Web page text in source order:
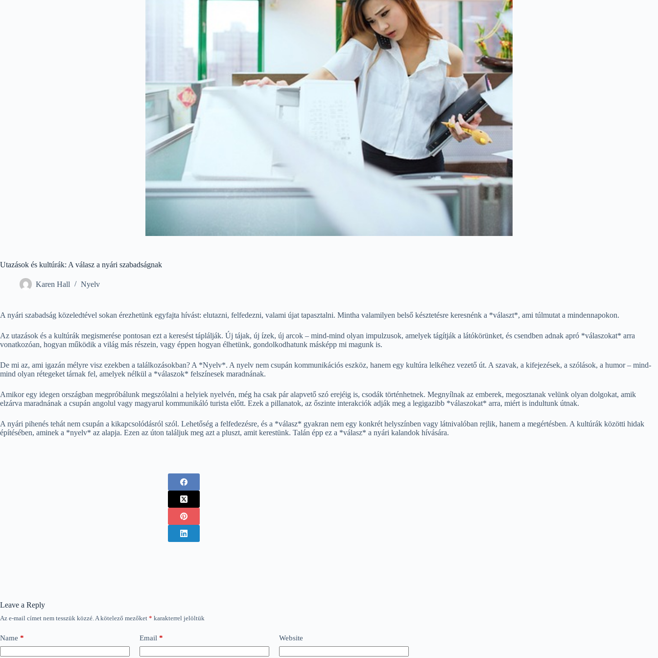
Utazások és kultúrák: A válasz a nyári szabadságnak
Karen Hall Nyelv
A nyári szabadság közeledtével sokan érezhetünk egyfajta hívást: elutazni, felfedezni, valami újat tapasztalni. Mintha valamilyen belső késztetésre keresnénk a *választ*, ami túlmutat a mindennapokon.
Az utazások és a kultúrák megismerése pontosan ezt a keresést táplálják. Új tájak, új ízek, új arcok – mind-mind olyan impulzusok, amelyek tágítják a látókörünket, és csendben adnak apró *válaszokat* arra
vonatkozóan, hogyan működik a világ más részein, vagy éppen hogyan élhetünk, gondolkodhatunk másképp mi magunk is.
De mi az, ami igazán mélyre visz ezekben a találkozásokban? A *Nyelv*. A nyelv nem csupán kommunikációs eszköz, hanem egy kultúra lelkéhez vezető út. A szavak, a kifejezések, a szólások, a humor – mind-
mind olyan rétegeket tárnak fel, amelyek nélkül a *válaszok* felszínesek maradnának.
Amikor egy idegen országban megpróbálunk megszólalni a helyiek nyelvén, még ha csak pár alapvető szó erejéig is, csodák történhetnek. Megnyílnak az emberek, megosztanak velünk olyan dolgokat, amik
elzárva maradnának a csupán angolul vagy magyarul kommunikáló turista előtt. Ezek a pillanatok, az őszinte interakciók adják meg a legigazibb *válaszokat* arra, miért is indultunk útnak.
A nyári pihenés tehát nem csupán a kikapcsolódásról szól. Lehetőség a felfedezésre, és a *válasz* gyakran nem egy konkrét helyszínben vagy látnivalóban rejlik, hanem a megértésben. A kultúrák közötti hidak
építésében, aminek a *nyelv* az alapja. Ezen az úton találjuk meg azt a pluszt, amit kerestünk. Talán épp ez a *válasz* a nyári kalandok hívására.
Leave a Reply
Az e-mail címet nem tesszük közzé.A kötelező mezőket * karakterrel jelöltük
Name * Email * Website